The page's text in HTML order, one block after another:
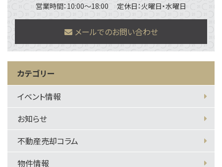
営業時間：10:00～18:00 定休日：火曜日・水曜日
メールでのお問い合わせ
カテゴリー
イベント情報
お知らせ
不動産売却コラム
物件情報